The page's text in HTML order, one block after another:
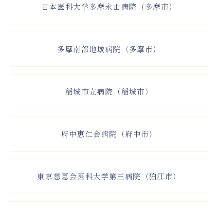
日本医科大学多摩永山病院（多摩市）
多摩南部地域病院（多摩市）
稲城市立病院（稲城市）
府中恵仁会病院（府中市）
東京慈恵会医科大学第三病院（狛江市）